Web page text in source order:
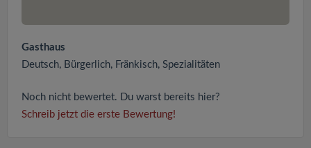
Gasthaus
Deutsch, Bürgerlich, Fränkisch, Spezialitäten
Noch nicht bewertet. Du warst bereits hier?
Schreib jetzt die erste Bewertung!